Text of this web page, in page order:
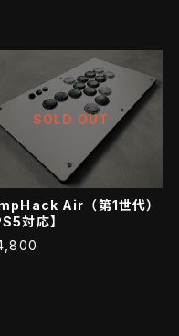
SOLD OUT
Air（第1世代）
対応】